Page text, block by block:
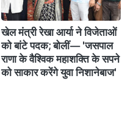
खेल मंत्री रेखा आर्या ने विजेताओं
को बांटे पदक; बोलीं— 'जसपाल
राणा के वैश्विक महाशक्ति के सपने
को साकार करेंगे युवा निशानेबाज'